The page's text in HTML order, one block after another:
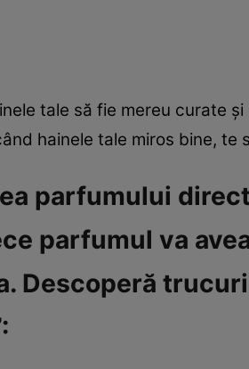
tale să fie mereu curate
hainele tale miros bine,
parfumului
parfumul va
Descoperă